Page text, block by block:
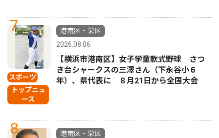
7
スポーツ
トップニュ
ース
港南区・栄区
2026.08.06
【横浜市港南区】女子学童軟式野球 さつ
き台シャークスの三澤さん（下永谷小６
年）、県代表に ８月21日から全国大会
8
港南区・栄区